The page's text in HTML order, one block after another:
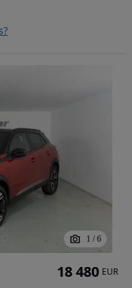
1 / 6
18 480 EUR